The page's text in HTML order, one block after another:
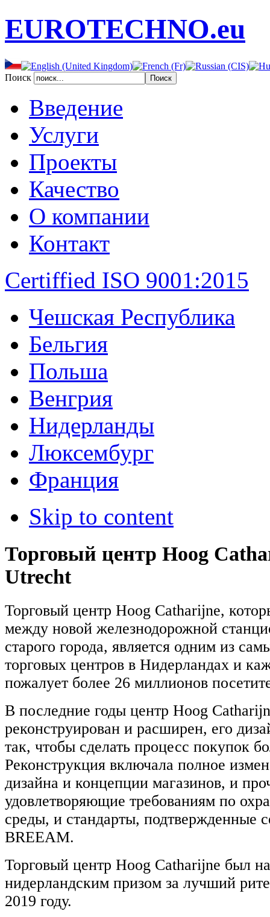
EUROTECHNO.eu
Поиск
Введение
Услуги
Проекты
Качество
О компании
Контакт
Certiffied ISO 9001:2015
Чешская Республика
Бельгия
Польша
Венгрия
Нидерланды
Люксембург
Франция
Skip to content
Торговый центр Hoog
Utrecht
Торговый центр Hoog Catharijne,
между новой железнодорожной
старого города, является одним из
торговых центров в Нидерландах и
пожалует более 26 миллионов
В последние годы центр Hoog
реконструирован и расширен, его
так, чтобы сделать процесс покупок
Реконструкция включала полное
дизайна и концепции магазинов, и
удовлетворяющие требованиям по
среды, и стандарты, подтвержденные
BREEAM.
Торговый центр Hoog Catharijne был
нидерландским призом за лучший
2019 году.